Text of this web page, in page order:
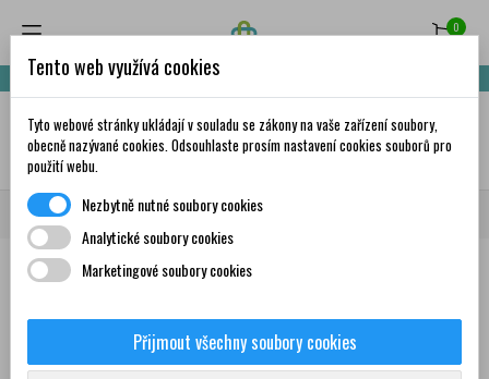
0
Nakupte za 999,- Kč a získáte dopravu zdarma!
✦AI
Domů Všichni dodavatelé Green-Swan Pharmaceuticals CR a.s.
Seznam produktů dodavatele
Green-Swan Pharmaceuticals
Tento web využívá cookies
Tyto webové stránky ukládají v souladu se zákony na vaše zařízení soubory,
obecně nazývané cookies. Odsouhlaste prosím nastavení cookies souborů pro
použití webu.
Nezbytně nutné soubory cookies
Analytické soubory cookies
Marketingové soubory cookies
Přijmout všechny soubory cookies